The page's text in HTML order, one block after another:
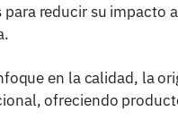
reducir su impacto
en la calidad, la
ofreciendo